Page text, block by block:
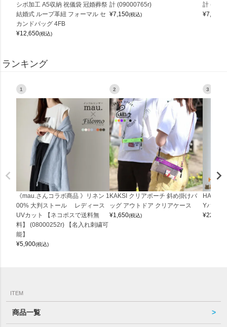
シボ加工 A5収納 祝儀袋 冠婚葬祭
結婚式 ループ革紐 フォーマル セ
カンドバッグ 4FB
¥12,650(税込)
計 (09000765r)
¥7,150(税込)
計
¥7,150
ランキング
1
《mau.さんコラボ商品 》リネン 1
00% 大判ストール レディース
UVカット 【ネコポスで送料無
料】 (08000252r) 【名入れ刺繍可
能】
¥5,900(税込)
2
KAKSI クリアポーチ 斜め掛けバ
ッグ アウトドア クリアケース
¥1,650(税込)
3
Yバッグ
¥22,000
ITEM
商品一覧